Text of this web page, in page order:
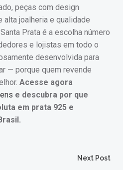
peças com design
alta joalheria e qualidade
Prata é a escolha número
e lojistas em todo o
desenvolvida para
— porque quem revende
Acesse agora
e descubra por que
em prata 925 e
Next Post